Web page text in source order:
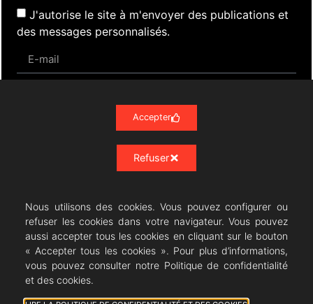
J'autorise le site à m'envoyer des publications et
des messages personnalisés.
Évènements Presse
Contact
Mentions Légales
Résonances Lyriques - 07/23 -
06/08/2026 © All rights Reserved. GEMEA Interactive
Nous utilisons des cookies. Vous pouvez configurer ou
refuser les cookies dans votre navigateur. Vous pouvez
aussi accepter tous les cookies en cliquant sur le bouton
« Accepter tous les cookies ». Pour plus d’informations,
vous pouvez consulter notre Politique de confidentialité
et des cookies.
Accepter
Refuser